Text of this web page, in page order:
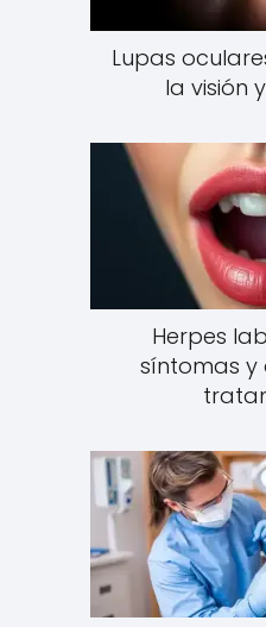
Lupas
la visión
Herpes
síntomas y